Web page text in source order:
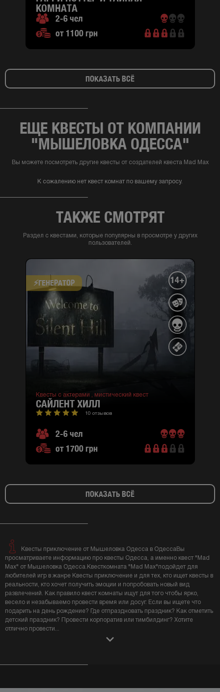
КОМНАТА
2-6 чел
от 1100 грн
ПОКАЗАТЬ ВСЁ
ЕЩЕ КВЕСТЫ ОТ КОМПАНИИ
"МЫШЕЛОВКА ОДЕССА"
Вы можете посмотреть другие квесты от создателей квеста Mad Max
К сожалению нет квест комнат по вашему запросу.
ТАКЖЕ СМОТРЯТ
Раздел с квестами, которые популярны в просмотре у других
пользователей.
⚡​ГЕНЕРАТОР 14+
Квесты с актерами , мистический квест
САЙЛЕНТ ХИЛЛ
10 отзывов
2-6 чел
от 1700 грн
ПОКАЗАТЬ ВСЁ
Квесты приключение от Мышеловка Одесса в ОдессаВы
просматриваете информацию про квесты Одесса, а именно квест "Mad
Max" от Мышеловка Одесса.Квесткомната "Mad Max"подойдет для
любителей игр в жанре Квесты приключение и для тех, кто ищет квесты в
реальности, кто хочет получить эмоции и попробовать новый вид
развлечений. Как правило квест комнаты ищут для того чтобы ярко,
весело и незабываемо провести время или досуг. Если вы ищете что
подарить на день рождение? Где отпраздновать праздник? Как отметить
детский праздник? Провести корпоратив или тимбилдинг? Хотите
отлично провести